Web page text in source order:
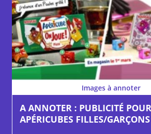
Images à annoter
A ANNOTER : PUBLICITÉ
APÉRICUBES FILLES/GARÇONS